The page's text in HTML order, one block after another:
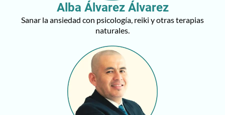
Alba Álvarez Álvarez
Sanar la ansiedad con psicología, reiki y otras terapias
naturales.